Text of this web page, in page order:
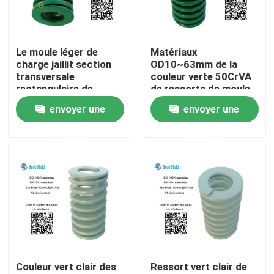
Contrôle de qualité
Contactez-nous
Demandez une citation
Composants de moule de précision
Pilier et bagues de guide
Le moule léger de
charge jaillit section
transversale
rectangulaire de
ressort de
compression de
couleur verte
envoyer une
Matériaux
OD10~63mm de la
couleur verte 50CrVA
de ressorts de moule
de charge de lumière
de norme d'OIN 10243
envoyer une
Couleur vert clair des
Ressort vert clair de